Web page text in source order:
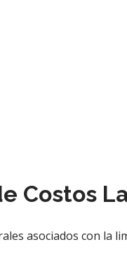
Costos
asociados con la